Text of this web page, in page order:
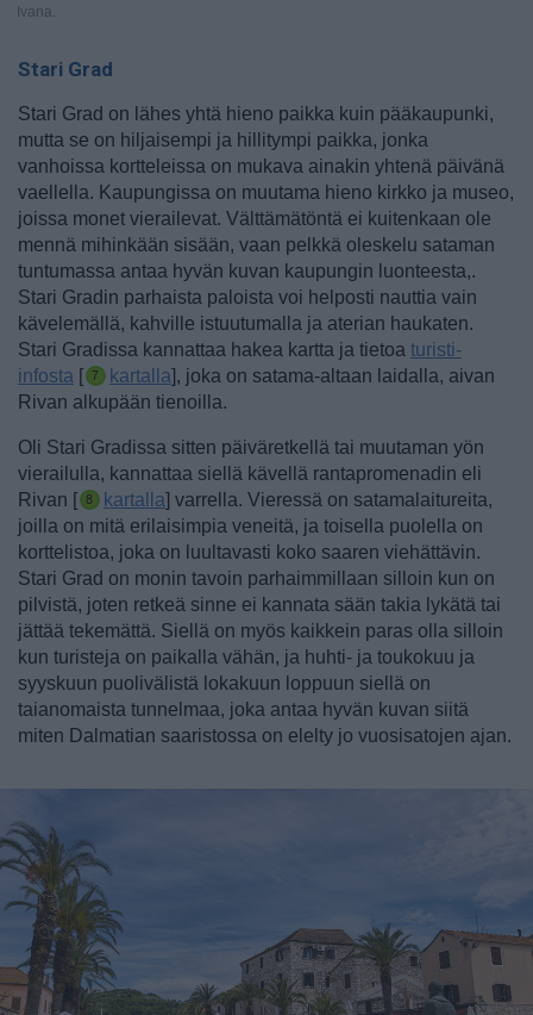
Ivana.
Stari Grad
Stari Grad on lähes yhtä hieno paikka kuin pääkaupunki,
mutta se on hiljaisempi ja hillitympi paikka, jonka
vanhoissa kortteleissa on mukava ainakin yhtenä päivänä
vaellella. Kaupungissa on muutama hieno kirkko ja museo,
joissa monet vierailevat. Välttämätöntä ei kuitenkaan ole
mennä mihinkään sisään, vaan pelkkä oleskelu sataman
tuntumassa antaa hyvän kuvan kaupungin luonteesta,.
Stari Gradin parhaista paloista voi helposti nauttia vain
kävelemällä, kahville istuutumalla ja aterian haukaten.
Stari Gradissa kannattaa hakea kartta ja tietoa turisti-
infosta [ kartalla], joka on satama-altaan laidalla, aivan
Rivan alkupään tienoilla.
Oli Stari Gradissa sitten päiväretkellä tai muutaman yön
vierailulla, kannattaa siellä kävellä rantapromenadin eli
Rivan [
kartalla] varrella. Vieressä on satamalaitureita,
joilla on mitä erilaisimpia veneitä, ja toisella puolella on
korttelistoa, joka on luultavasti koko saaren viehättävin.
Stari Grad on monin tavoin parhaimmillaan silloin kun on
pilvistä, joten retkeä sinne ei kannata sään takia lykätä tai
jättää tekemättä. Siellä on myös kaikkein paras olla silloin
kun turisteja on paikalla vähän, ja huhti- ja toukokuu ja
syyskuun puolivälistä lokakuun loppuun siellä on
taianomaista tunnelmaa, joka antaa hyvän kuvan siitä
miten Dalmatian saaristossa on elelty jo vuosisatojen ajan.